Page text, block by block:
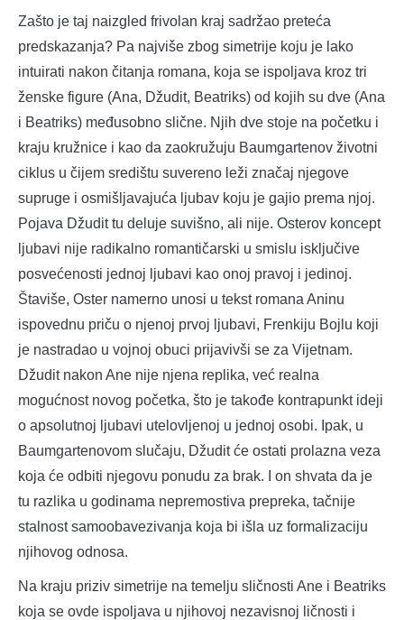
Zašto je taj naizgled frivolan kraj sadržao preteća
predskazanja? Pa najviše zbog simetrije koju je lako
intuirati nakon čitanja romana, koja se ispoljava kroz tri
ženske figure (Ana, Džudit, Beatriks) od kojih su dve (Ana
i Beatriks) međusobno slične. Njih dve stoje na početku i
kraju kružnice i kao da zaokružuju Baumgartenov životni
ciklus u čijem središtu suvereno leži značaj njegove
supruge i osmišljavajuća ljubav koju je gajio prema njoj.
Pojava Džudit tu deluje suvišno, ali nije. Osterov koncept
ljubavi nije radikalno romantičarski u smislu isključive
posvećenosti jednoj ljubavi kao onoj pravoj i jedinoj.
Štaviše, Oster namerno unosi u tekst romana Aninu
ispovednu priču o njenoj prvoj ljubavi, Frenkiju Bojlu koji
je nastradao u vojnoj obuci prijavivši se za Vijetnam.
Džudit nakon Ane nije njena replika, već realna
mogućnost novog početka, što je takođe kontrapunkt ideji
o apsolutnoj ljubavi utelovljenoj u jednoj osobi. Ipak, u
Baumgartenovom slučaju, Džudit će ostati prolazna veza
koja će odbiti njegovu ponudu za brak. I on shvata da je
tu razlika u godinama nepremostiva prepreka, tačnije
stalnost samoobavezivanja koja bi išla uz formalizaciju
njihovog odnosa.
Na kraju priziv simetrije na temelju sličnosti Ane i Beatriks
koja se ovde ispoljava u njihovoj nezavisnoj ličnosti i